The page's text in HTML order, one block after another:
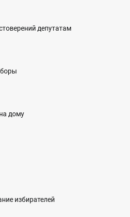
депутатам
дому
избирателей